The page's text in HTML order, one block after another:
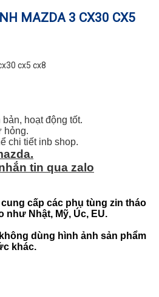
MAZDA 3 CX30 CX5
cx5 cx8
hoạt động tốt.
hỏng.
chi tiết inb shop.
tin qua zalo
cấp các phụ tùng zin tháo
Nhật, Mỹ, Úc, EU.
dùng hình ảnh sản phẩm
khác.